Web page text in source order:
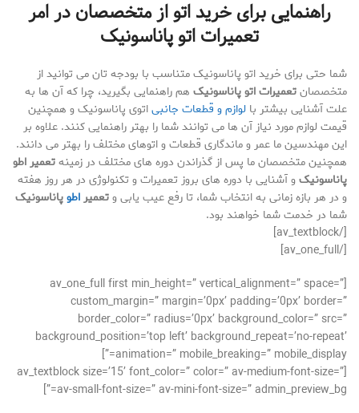
راهنمایی برای خرید اتو از متخصصان در امر
تعمیرات اتو پاناسونیک
شما حتی برای خرید اتو پاناسونیک متناسب با بودجه تان می توانید از
متخصصانتعمیرات اتو پاناسونیک هم راهنمایی بگیرید، چرا که آن ها به
علت آشنایی بیشتر با لوازم و قطعات جانبیاتوی پاناسونیک و همچنین
قیمت لوازم مورد نیاز آن ها می توانند شما را بهتر راهنمایی کنند. علاوه بر
این مهندسین ما عمر و ماندگاری قطعات و اتوهای مختلف را بهتر می دانند.
همچنین متخصصان ما پس از گذراندن دوره های مختلف در زمینهتعمیر اطو
پاناسونیکو آشنایی با دوره های بروز تعمیرات و تکنولوژی در هر روز هفته
و در هر بازه زمانی به انتخاب شما، تا رفع عیب یابی وتعمیراطوپاناسونیک
شما در خدمت شما خواهند بود.
[/av_textblock]
[/av_one_full]
[av_one_full first min_height=” vertical_alignment=” space=”
custom_margin=” margin=’0px’ padding=’0px’ border=”
border_color=” radius=’0px’ background_color=” src=”
background_position=’top left’ background_repeat=’no-repeat’
animation=” mobile_breaking=” mobile_display=”]
[av_textblock size=’15’ font_color=” color=” av-medium-font-size=”
av-small-font-size=” av-mini-font-size=” admin_preview_bg=”]